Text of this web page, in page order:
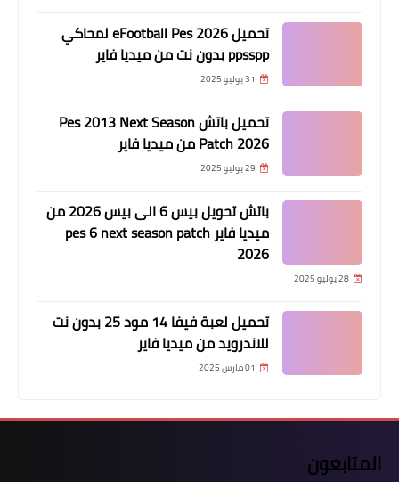
تحميل eFootball Pes 2026 لمحاكي
ppsspp بدون نت من ميديا فاير
31 يوليو 2025
تحميل باتش Pes 2013 Next Season
Patch 2026 من ميديا فاير
29 يوليو 2025
باتش تحويل بيس 6 الى بيس 2026 من
ميديا فاير pes 6 next season patch
2026
28 يوليو 2025
تحميل لعبة فيفا 14 مود 25 بدون نت
للاندرويد من ميديا فاير
01 مارس 2025
المتابعون